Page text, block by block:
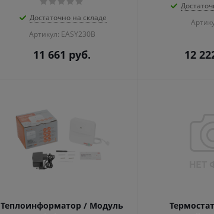
Достаточно на складе
Артикул: EASY230B
11 661 руб. 12
Теплоинформатор / Модуль